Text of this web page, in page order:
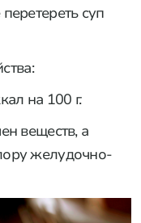
суп
на 100 г.
веществ, а
желудочно-